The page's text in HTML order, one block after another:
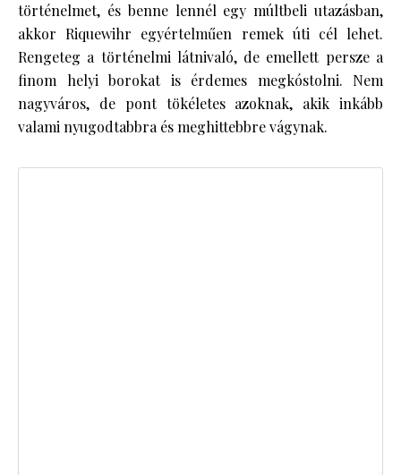
történelmet, és benne lennél egy múltbeli utazásban,
akkor Riquewihr egyértelműen remek úti cél lehet.
Rengeteg a történelmi látnivaló, de emellett persze a
finom helyi borokat is érdemes megkóstolni. Nem
nagyváros, de pont tökéletes azoknak, akik inkább
valami nyugodtabbra és meghittebbre vágynak.